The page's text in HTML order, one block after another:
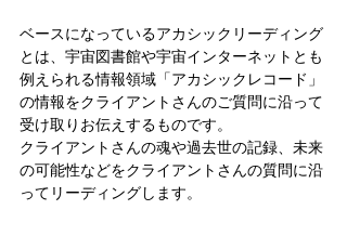
ベースになっているアカシックリーディング
とは、宇宙図書館や宇宙インターネットとも
例えられる情報領域「アカシックレコード」
の情報をクライアントさんのご質問に沿って
受け取りお伝えするものです。
クライアントさんの魂や過去世の記録、未来
の可能性などをクライアントさんの質問に沿
ってリーディングします。